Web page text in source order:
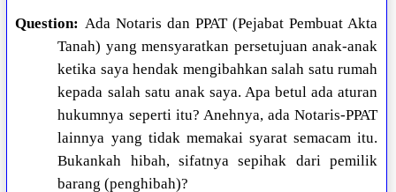
Question: Ada Notaris dan PPAT (Pejabat Pembuat Akta
Tanah) yang mensyaratkan persetujuan anak-anak
ketika saya hendak mengibahkan salah satu rumah
kepada salah satu anak saya. Apa betul ada aturan
hukumnya seperti itu? Anehnya, ada Notaris-PPAT
lainnya yang tidak memakai syarat semacam itu.
Bukankah hibah, sifatnya sepihak dari pemilik
barang (penghibah)?